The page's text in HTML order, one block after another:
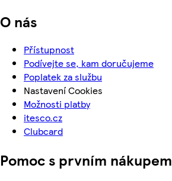
O nás
Přístupnost
Podívejte se, kam doručujeme
Poplatek za službu
Nastavení Cookies
Možnosti platby
itesco.cz
Clubcard
Pomoc s prvním nákupem